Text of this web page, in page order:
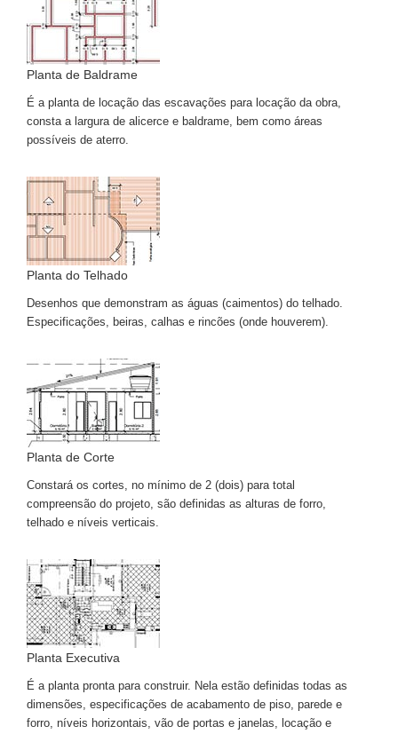
Planta de Baldrame
É a planta de locação das escavações para locação da obra,
consta a largura de alicerce e baldrame, bem como áreas
possíveis de aterro.
Planta do Telhado
Desenhos que demonstram as águas (caimentos) do telhado.
Especificações, beiras, calhas e rincões (onde houverem).
Planta de Corte
Constará os cortes, no mínimo de 2 (dois) para total
compreensão do projeto, são definidas as alturas de forro,
telhado e níveis verticais.
Planta Executiva
É a planta pronta para construir. Nela estão definidas todas as
dimensões, especificações de acabamento de piso, parede e
forro, níveis horizontais, vão de portas e janelas, locação e